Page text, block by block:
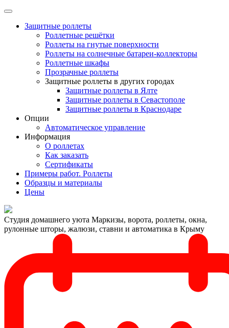
Защитные роллеты
Роллетные решётки
Роллеты на гнутые поверхности
Роллеты на солнечные батареи-коллекторы
Роллетные шкафы
Прозрачные роллеты
Защитные роллеты в других городах
Защитные роллеты в Ялте
Защитные роллеты в Севастополе
Защитные роллеты в Краснодаре
Опции
Автоматическое управление
Информация
О роллетах
Как заказать
Сертификаты
Примеры работ. Роллеты
Образцы и материалы
Цены
Студия домашнего уюта Маркизы, ворота, роллеты, окна,
рулонные шторы, жалюзи, ставни и автоматика в Крыму